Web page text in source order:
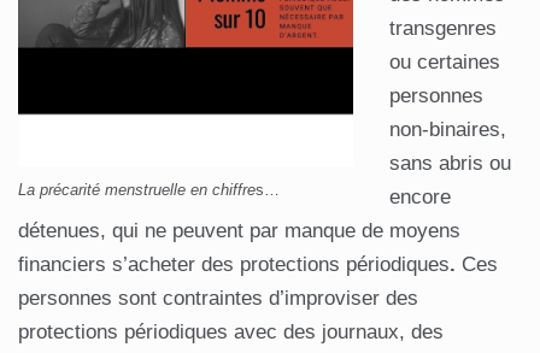
La précarité menstruelle en chiffres…
transgenres
ou certaines
personnes
non-binaires,
sans abris ou
encore
détenues, qui ne peuvent par manque de moyens
financiers s’acheter des protections périodiques. Ces
personnes sont contraintes d’improviser des
protections périodiques avec des journaux, des